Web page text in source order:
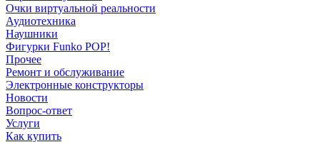
Очки виртуальной реальности
Аудиотехника
Наушники
Фигурки Funko POP!
Прочее
Ремонт и обслуживание
Электронные конструкторы
Новости
Вопрос-ответ
Услуги
Как купить